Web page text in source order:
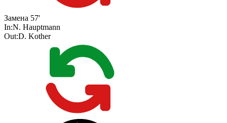
Замена 57'
In:N. Hauptmann
Out:D. Kother